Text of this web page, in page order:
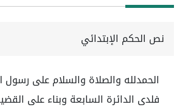
نص الحكم الإبتدائي
الحمدلله والصلاة والسلام على رسول
فلدى الدائرة السابعة وبناء على القضية رقم 4470583553